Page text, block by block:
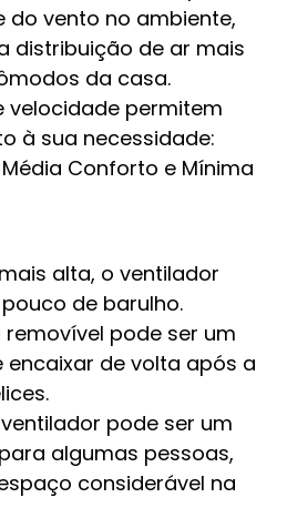
do vento no ambiente,
distribuição de ar mais
da casa.
velocidade permitem
à sua necessidade:
Conforto e Mínima
alta, o ventilador
de barulho.
pode ser um
de volta após a
pode ser um
algumas pessoas,
considerável na